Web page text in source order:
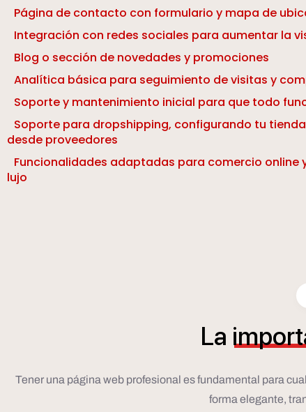
Página de contacto con formulario y mapa de
Integración con redes sociales para aumentar la
Blog o sección de novedades y promociones
Analítica básica para seguimiento de visitas y
Soporte y mantenimiento inicial para que todo
Soporte para dropshipping, configurando tu
desde proveedores
Funcionalidades adaptadas para comercio online
lujo
La
Tener una página web profesional es fundamental para
forma elegante,